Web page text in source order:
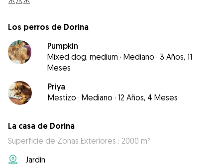
Los perros de Dorina
Pumpkin
Mixed dog, medium · Mediano · 3 Años, 11
Meses
Priya
Mestizo · Mediano · 12 Años, 4 Meses
La casa de Dorina
Superficie de Zonas Exteriores : 2000 m²
Jardín